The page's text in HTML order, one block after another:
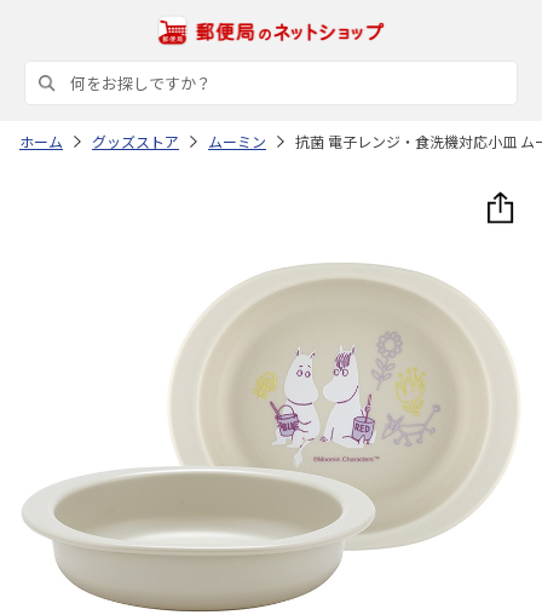
ホーム グッズストア ムーミン 抗菌 電子レンジ・食洗機対応小皿 ム